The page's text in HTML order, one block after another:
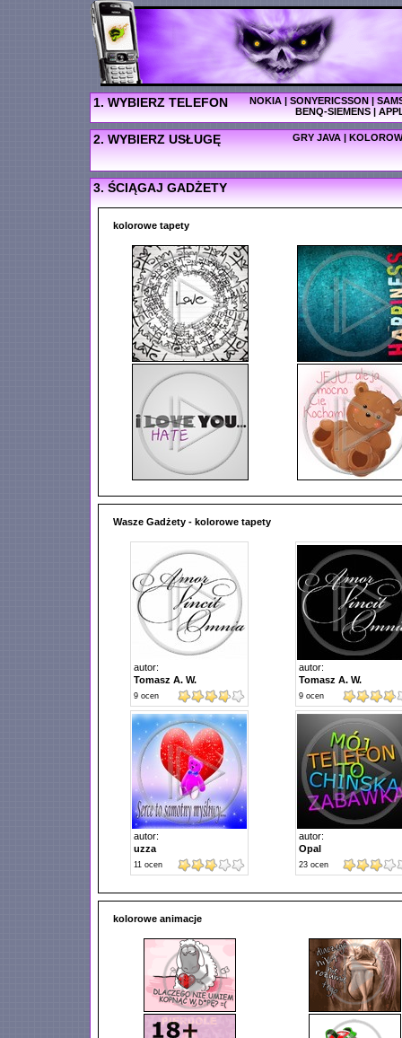
1. WYBIERZ TELEFON NOKIA|SONYERICSSON|
BENQ-SIEMENS|
2. WYBIERZ USŁUGĘ GRY JAVA |
3. ŚCIĄGAJ GADŻETY
kolorowe tapety
Wasze Gadżety - kolorowe tapety
autor:
Tomasz A. W.
9 ocen
autor:
Tomasz A. W.
9 ocen
autor:
uzza
11 ocen
autor:
Opal
23 ocen
kolorowe animacje